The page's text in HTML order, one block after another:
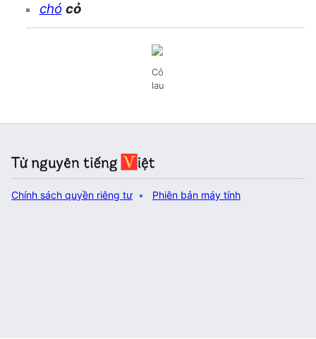
chó cỏ
Cỏ
lau
Chính sách quyền riêng tư Phiên bản máy tính